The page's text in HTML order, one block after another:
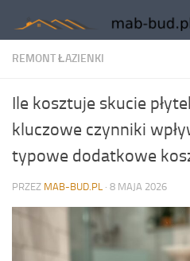
Skip to content
REMONT ŁAZIENKI
Ile kosztuje skucie
kluczowe czynniki
typowe dodatkowe
PRZEZ MAB-BUD.PL · 8 MAJA 2026